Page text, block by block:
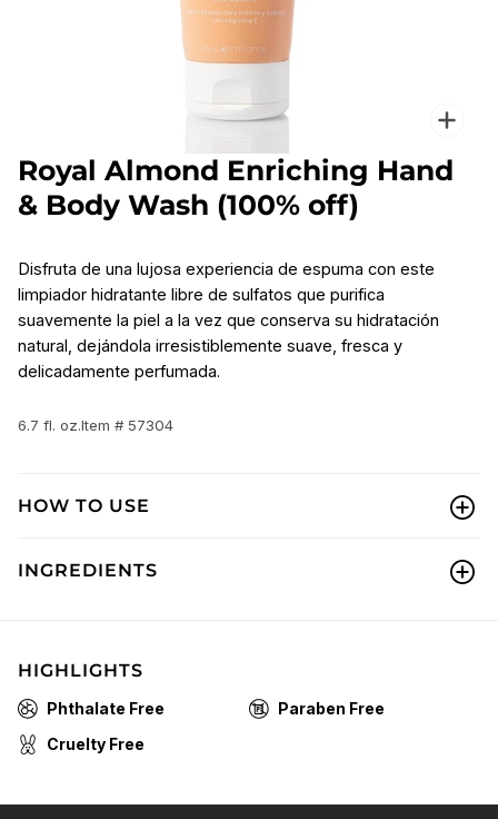
Royal Almond Enriching Hand
& Body Wash (100% off)
Disfruta de una lujosa experiencia de espuma con este
limpiador hidratante libre de sulfatos que purifica
suavemente la piel a la vez que conserva su hidratación
natural, dejándola irresistiblemente suave, fresca y
delicadamente perfumada.
6.7 fl. oz.Item # 57304
HOW TO USE
INGREDIENTS
HIGHLIGHTS
Phthalate Free
Paraben Free
Cruelty Free